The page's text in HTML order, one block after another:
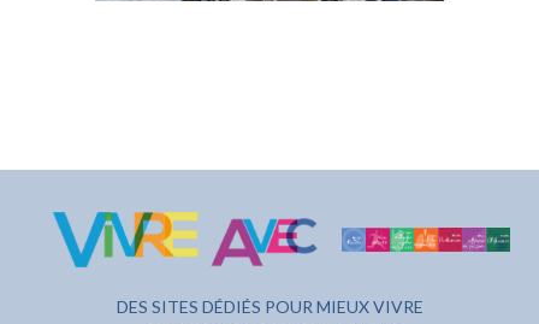
DES SITES DÉDIÉS POUR MIEUX VIVRE